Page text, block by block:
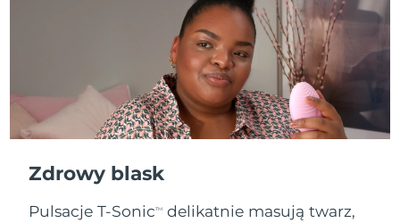
Zdrowy blask
Pulsacje T-SonicTM
delikatnie masują twarz,
Oczekiwany czas dostawy
Szwajcaria
Oczekiwany czas dostawy
Tajwan
Oczekiwany czas dostawy